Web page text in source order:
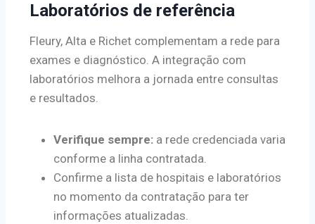
Laboratórios de referência
Fleury, Alta e Richet complementam a rede para
exames e diagnóstico. A integração com
laboratórios melhora a jornada entre consultas
e resultados.
Verifique sempre: a rede credenciada varia
conforme a linha contratada.
Confirme a lista de hospitais e laboratórios
no momento da contratação para ter
informações atualizadas.